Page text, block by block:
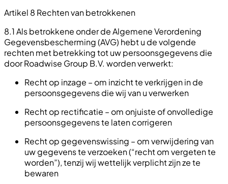
Artikel 8 Rechten van betrokkenen
8.1 Als betrokkene onder de Algemene Verordening
Gegevensbescherming (AVG) hebt u de volgende
rechten met betrekking tot uw persoonsgegevens die
door Roadwise Group B.V. worden verwerkt:
Recht op inzage – om inzicht te verkrijgen in de
persoonsgegevens die wij van u verwerken
Recht op rectificatie – om onjuiste of onvolledige
persoonsgegevens te laten corrigeren
Recht op gegevenswissing – om verwijdering van
uw gegevens te verzoeken (“recht om vergeten te
worden”), tenzij wij wettelijk verplicht zijn ze te
bewaren